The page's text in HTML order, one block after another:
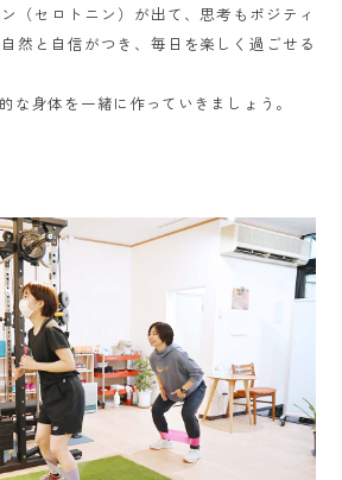
（セロトニン）が出て、思考もポジティ
然と自信がつき、毎日を楽しく過ごせる
な身体を一緒に作っていきましょう。